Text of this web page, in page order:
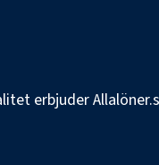
erbjuder